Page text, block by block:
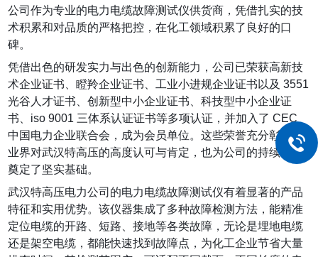
公司作为专业的电力电缆故障测试仪供货商，凭借扎实的技
术积累和对品质的严格把控，在化工领域积累了良好的口
碑。
凭借出色的研发实力与出色的创新能力，公司已荣获高新技
术企业证书、瞪羚企业证书、工业小进规企业证书以及 3551
光谷人才证书、创新型中小企业证书、科技型中小企业证
书、iso 9001 三体系认证证书等多项认证，并加入了 CEC
中国电力企业联合会，成为会员单位。这些荣誉充分彰显了
业界对武汉特高压的高度认可与肯定，也为公司的持续发展
奠定了坚实基础。
武汉特高压电力公司的电力电缆故障测试仪有着显著的产品
特征和实用优势。该仪器集成了多种故障检测方法，能精准
定位电缆的开路、短路、接地等各类故障，无论是埋地电缆
还是架空电缆，都能快速找到故障点，为化工企业节省大量